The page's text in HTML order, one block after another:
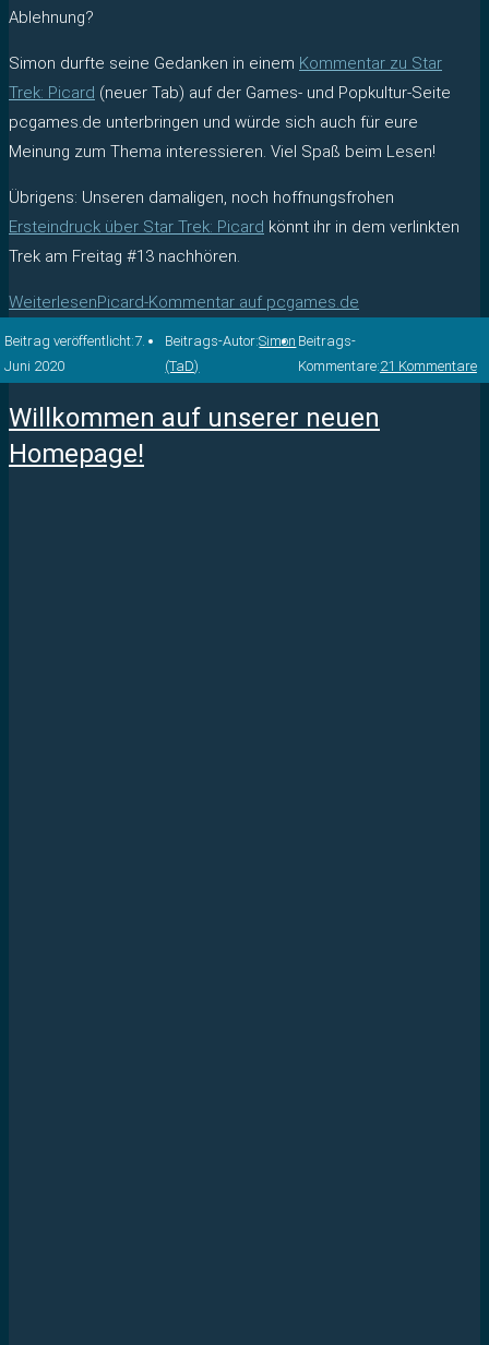
Ablehnung?
Simon durfte seine Gedanken in einem Kommentar zu Star
Trek: Picard (neuer Tab) auf der Games- und Popkultur-Seite
pcgames.de unterbringen und würde sich auch für eure
Meinung zum Thema interessieren. Viel Spaß beim Lesen!
Übrigens: Unseren damaligen, noch hoffnungsfrohen
Ersteindruck über Star Trek: Picard könnt ihr in dem verlinkten
Trek am Freitag #13 nachhören.
WeiterlesenPicard-Kommentar auf pcgames.de
Beitrag veröffentlicht:7.
Juni 2020
Beitrags-Autor:Simon
(TaD)
Beitrags-
Kommentare:21 Kommentare
Willkommen auf unserer neuen
Homepage!